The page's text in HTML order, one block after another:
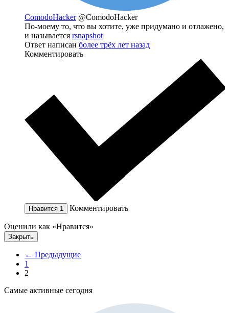
ComodoHacker @ComodoHacker
По-моему то, что вы хотите, уже придумано и отлажено,
и называется rsnapshot
Ответ написан более трёх лет назад
Комментировать
Нравится 1 Комментировать
Оценили как «Нравится»
Закрыть
← Предыдущие
1
2
Самые активные сегодня